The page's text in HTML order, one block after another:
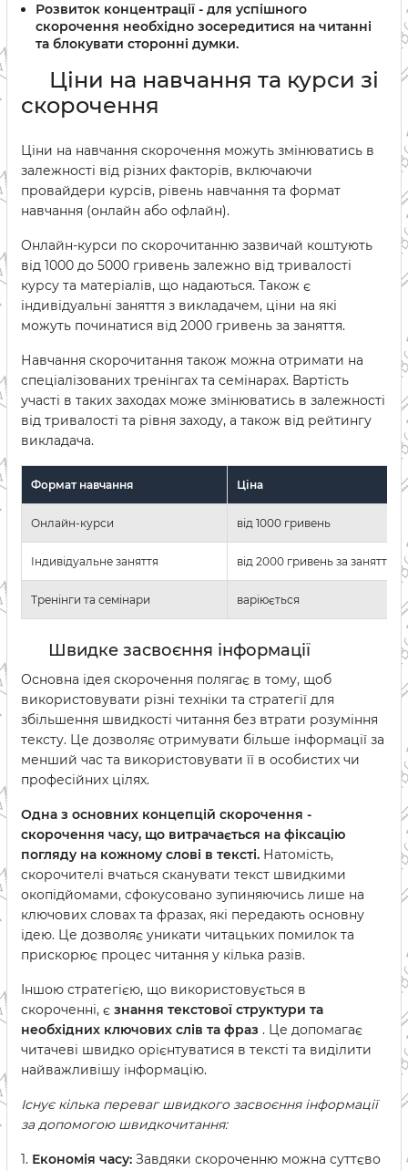
Розвиток концентрації - для успішного
скорочення необхідно зосередитися на читанні
та блокувати сторонні думки.
Ціни на навчання та курси зі
скорочення
Ціни на навчання скорочення можуть змінюватись в
залежності від різних факторів, включаючи
провайдери курсів, рівень навчання та формат
навчання (онлайн або офлайн).
Онлайн-курси по скорочитанню зазвичай коштують
від 1000 до 5000 гривень залежно від тривалості
курсу та матеріалів, що надаються. Також є
індивідуальні заняття з викладачем, ціни на які
можуть починатися від 2000 гривень за заняття.
Навчання скорочитання також можна отримати на
спеціалізованих тренінгах та семінарах. Вартість
участі в таких заходах може змінюватись в залежності
від тривалості та рівня заходу, а також від рейтингу
викладача.
Формат навчання Ціна
Онлайн-курси від 1000 гривень
Індивідуальне заняття від 2000 гривень за заняття
Тренінги та семінари варіюється
Швидке засвоєння інформації
Основна ідея скорочення полягає в тому, щоб
використовувати різні техніки та стратегії для
збільшення швидкості читання без втрати розуміння
тексту. Це дозволяє отримувати більше інформації за
менший час та використовувати її в особистих чи
професійних цілях.
Одна з основних концепцій скорочення -
скорочення часу, що витрачається на фіксацію
погляду на кожному слові в тексті. Натомість,
скорочителі вчаться сканувати текст швидкими
окопідйомами, сфокусовано зупиняючись лише на
ключових словах та фразах, які передають основну
ідею. Це дозволяє уникати читацьких помилок та
прискорює процес читання у кілька разів.
Іншою стратегією, що використовується в
скороченні, є знання текстової структури та
необхідних ключових слів та фраз . Це допомагає
читачеві швидко орієнтуватися в тексті та виділити
найважливішу інформацію.
Існує кілька переваг швидкого засвоєння інформації
за допомогою швидкочитання:
1. Економія часу: Завдяки скороченню можна суттєво